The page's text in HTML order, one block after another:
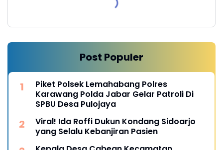
Post Populer
Piket Polsek Lemahabang Polres
Karawang Polda Jabar Gelar Patroli Di
SPBU Desa Pulojaya
Viral! Ida Roffi Dukun Kondang Sidoarjo
yang Selalu Kebanjiran Pasien